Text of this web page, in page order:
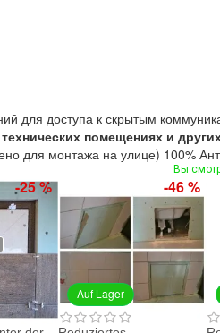
для доступа к скрытым
технических помещениях и
для монтажа на улице) 100%
Вы
Lager Auf Lager